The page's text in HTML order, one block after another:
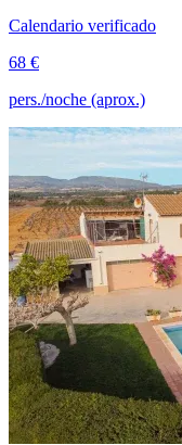
Calendario verificado
68 €
pers./noche (aprox.)